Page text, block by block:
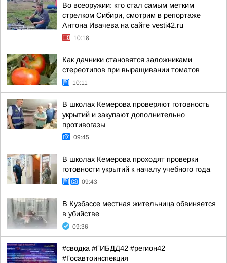
Во всеоружии: кто стал самым метким
стрелком Сибири, смотрим в репортаже
Антона Ивачева на сайте vesti42.ru
10:18
Как дачники становятся заложниками
стереотипов при выращивании томатов
10:11
В школах Кемерова проверяют готовность
укрытий и закупают дополнительно
противогазы
09:45
В школах Кемерова проходят проверки
готовности укрытий к началу учебного года
09:43
В Кузбассе местная жительница обвиняется
в убийстве
09:36
#сводка #ГИБДД42 #регион42
#Госавтоинспекция